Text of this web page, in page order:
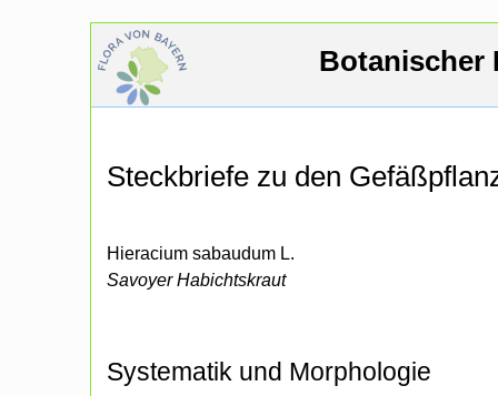
Botanischer
Steckbriefe zu den
Hieracium sabaudum L.
Savoyer Habichtskraut
Systematik und Morphologie